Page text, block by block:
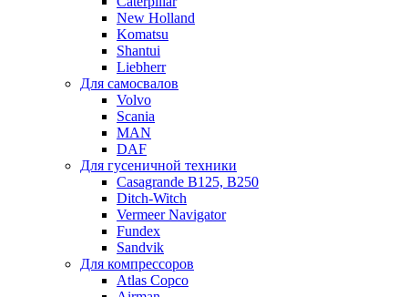
New Holland
Komatsu
Shantui
Liebherr
Для самосвалов
Volvo
Scania
MAN
DAF
Для гусеничной техники
Casagrande B125, B250
Ditch-Witch
Vermeer Navigator
Fundex
Sandvik
Для компрессоров
Atlas Copco